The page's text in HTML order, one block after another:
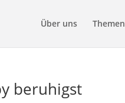
Über uns Themen
beruhigst